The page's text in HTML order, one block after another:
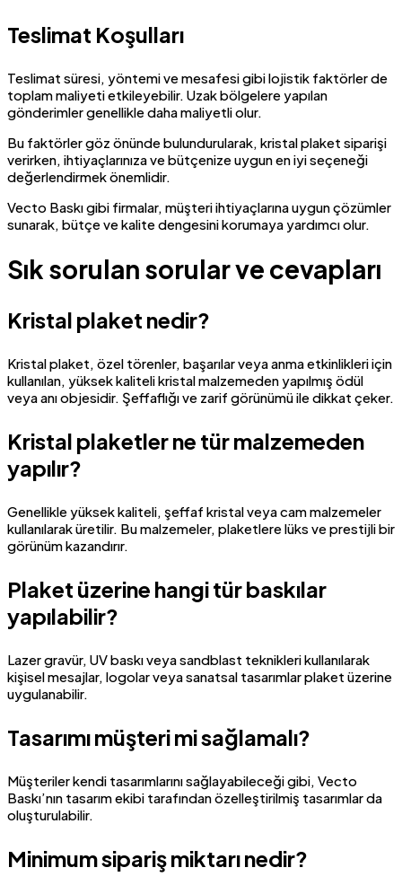
Teslimat Koşulları
Teslimat süresi, yöntemi ve mesafesi gibi lojistik faktörler de
toplam maliyeti etkileyebilir. Uzak bölgelere yapılan
gönderimler genellikle daha maliyetli olur.
Bu faktörler göz önünde bulundurularak, kristal plaket siparişi
verirken, ihtiyaçlarınıza ve bütçenize uygun en iyi seçeneği
değerlendirmek önemlidir.
Vecto Baskı gibi firmalar, müşteri ihtiyaçlarına uygun çözümler
sunarak, bütçe ve kalite dengesini korumaya yardımcı olur.
Sık sorulan sorular ve cevapları
Kristal plaket nedir?
Kristal plaket, özel törenler, başarılar veya anma etkinlikleri için
kullanılan, yüksek kaliteli kristal malzemeden yapılmış ödül
veya anı objesidir. Şeffaflığı ve zarif görünümü ile dikkat çeker.
Kristal plaketler ne tür malzemeden
yapılır?
Genellikle yüksek kaliteli, şeffaf kristal veya cam malzemeler
kullanılarak üretilir. Bu malzemeler, plaketlere lüks ve prestijli bir
görünüm kazandırır.
Plaket üzerine hangi tür baskılar
yapılabilir?
Lazer gravür, UV baskı veya sandblast teknikleri kullanılarak
kişisel mesajlar, logolar veya sanatsal tasarımlar plaket üzerine
uygulanabilir.
Tasarımı müşteri mi sağlamalı?
Müşteriler kendi tasarımlarını sağlayabileceği gibi, Vecto
Baskı’nın tasarım ekibi tarafından özelleştirilmiş tasarımlar da
oluşturulabilir.
Minimum sipariş miktarı nedir?